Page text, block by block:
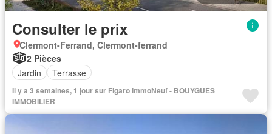
Consulter le prix
Clermont-Ferrand, Clermont-ferrand
2 Pièces
Jardin
Terrasse
Il y a 3 semaines, 1 jour sur Figaro ImmoNeuf - BOUYGUES
IMMOBILIER